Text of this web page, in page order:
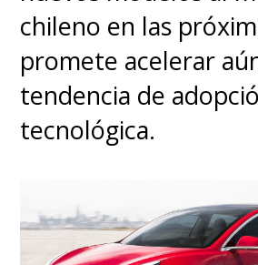
chileno en las
promete acelerar
tendencia de
tecnológica.